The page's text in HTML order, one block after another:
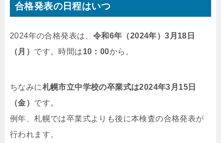
合格発表の日程はいつ
2024年の合格発表は、 令和6年（2024年）3月18日
（月） です。時間は10：00から。
ちなみに札幌市立中学校の卒業式は2024年3月15日
（金） です。
例年、札幌では卒業式よりも後に本検査の合格発表が
行われます。